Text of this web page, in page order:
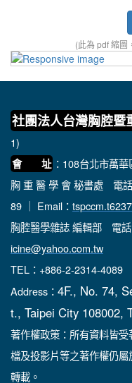
(此為 pdf 縮圖
社團法人台灣胸腔暨
1)
會 址 ：108台北市萬
胸 重 醫 學 會 秘書處 電
89 ｜ Email：
胸腔醫學雜誌 編輯部 電
icine@yahoo.com.tw
TEL：+886-2-2314-4089
Address： 4F., No. 74,
t., Taipei City 108002,
著作權政策：所有資料皆
檔及投影片等之著作權仍
轉載。